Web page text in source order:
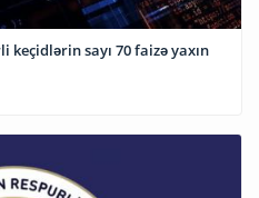
sayı 70 faizə yaxın